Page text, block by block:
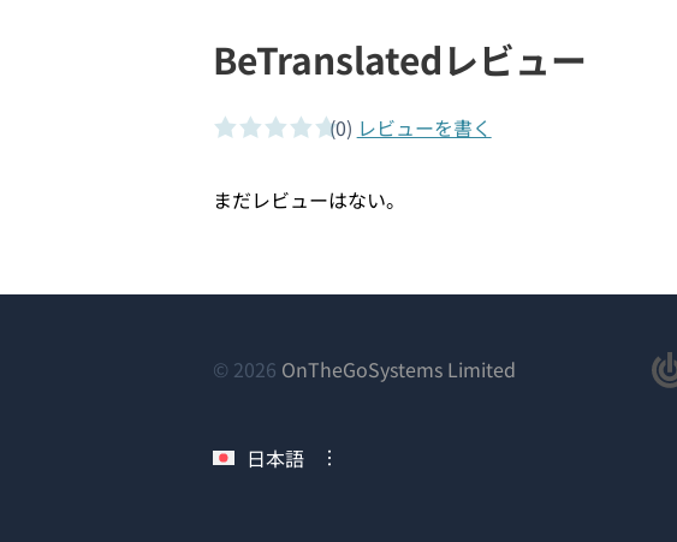
BeTranslatedレビュー
0 of 5 stars
(0) レビューを書く
まだレビューはない。
© 2026 OnTheGoSystems Limited
日本語